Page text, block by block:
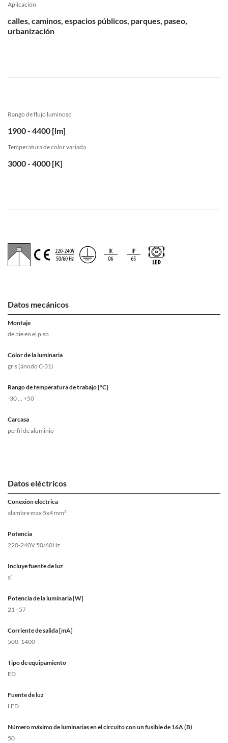
Aplicación
calles, caminos, espacios públicos, parques, paseo,
urbanización
Rango de flujo luminoso
1900 - 4400 [lm]
Temperatura de color variada
3000 - 4000 [K]
Datos mecánicos
Montaje
de pie en el piso
Color de la luminaria
gris (ánodo C-31)
Rango de temperatura de trabajo [°C]
-30 ... +50
Carcasa
perfil de aluminio
Datos eléctricos
Conexión eléctrica
alambre max 5x4 mm²
Potencia
220-240V 50/60Hz
Incluye fuente de luz
sí
Potencia de la luminaria [W]
21 - 57
Corriente de salida [mA]
500, 1400
Tipo de equipamiento
ED
Fuente de luz
LED
Número máximo de luminarias en el circuito con un fusible de 16A (B)
50